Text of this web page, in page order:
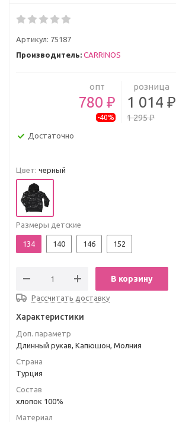
Артикул: 75187
Производитель: CARRINOS
опт
780 ₽
-40%
розница
1 014 ₽
1 295 ₽
Достаточно
Цвет: черный
Размеры детские
134 140 146 152
В корзину
Рассчитать доставку
Характеристики
Доп. параметр
Длинный рукав, Капюшон, Молния
Страна
Турция
Состав
хлопок 100%
Материал